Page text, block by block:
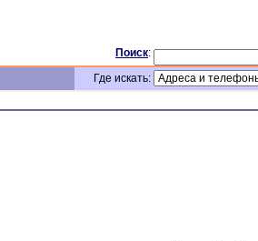
Поиск:
Где искать: